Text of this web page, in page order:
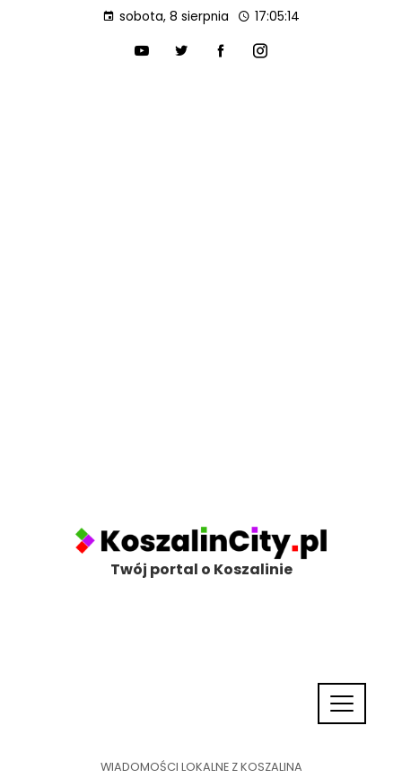
sobota, 8 sierpnia 17:05:15
Twój portal o Koszalinie
WIADOMOŚCI LOKALNE Z KOSZALINA